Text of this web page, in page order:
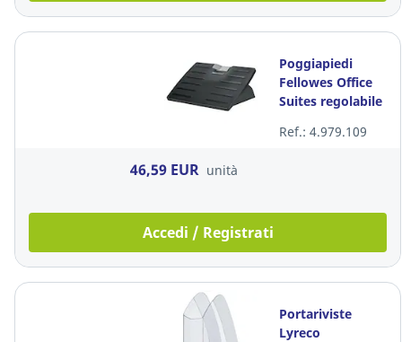
Poggiapiedi
Fellowes Office
Suites regolabile
Ref.: 4.979.109
46,59 EUR unità
Accedi / Registrati
Portariviste
Lyreco